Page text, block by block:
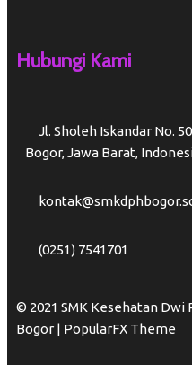
Hubungi Kami
Jl. Sholeh Iskandar No.
Bogor, Jawa Barat,
(0251) 7541701
© 2021 SMK Kesehatan Dwi
Bogor | PopularFX Theme